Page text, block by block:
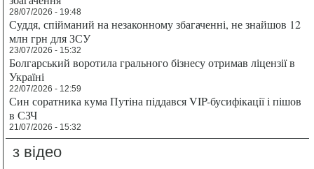
28/07/2026 - 19:48
Суддя, спійманий на незаконному збагаченні, не знайшов 12
млн грн для ЗСУ
23/07/2026 - 15:32
Болгарський воротила грального бізнесу отримав ліцензії в
Україні
22/07/2026 - 12:59
Син соратника кума Путіна піддався VIP-бусифікації і пішов
в СЗЧ
21/07/2026 - 15:32
з відео